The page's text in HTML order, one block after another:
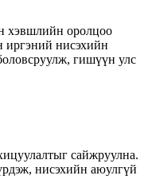
хэвшлийн оролцоо
иргэний нисэхийн
гишүүн улс
сайжруулна.
нисэхийн аюулгүй